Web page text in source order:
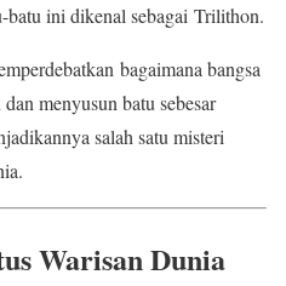
batu ini dikenal sebagai Trilithon.
bagaimana bangsa
menyusun batu sebesar
salah satu misteri
Warisan Dunia